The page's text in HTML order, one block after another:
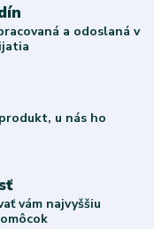
a odoslaná v
u nás ho
vám najvyššiu